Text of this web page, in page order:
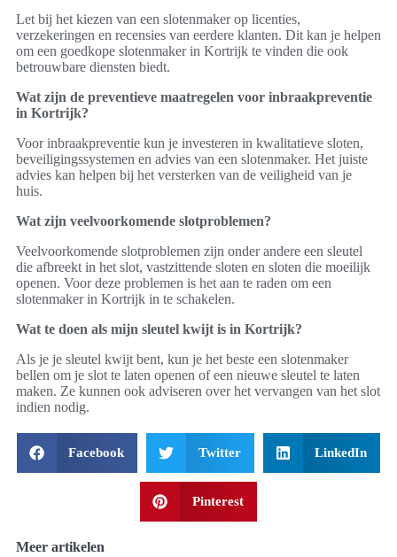
Let bij het kiezen van een slotenmaker op licenties,
verzekeringen en recensies van eerdere klanten. Dit kan je helpen
om een goedkope slotenmaker in Kortrijk te vinden die ook
betrouwbare diensten biedt.
Wat zijn de preventieve maatregelen voor inbraakpreventie
in Kortrijk?
Voor inbraakpreventie kun je investeren in kwalitatieve sloten,
beveiligingssystemen en advies van een slotenmaker. Het juiste
advies kan helpen bij het versterken van de veiligheid van je
huis.
Wat zijn veelvoorkomende slotproblemen?
Veelvoorkomende slotproblemen zijn onder andere een sleutel
die afbreekt in het slot, vastzittende sloten en sloten die moeilijk
openen. Voor deze problemen is het aan te raden om een
slotenmaker in Kortrijk in te schakelen.
Wat te doen als mijn sleutel kwijt is in Kortrijk?
Als je je sleutel kwijt bent, kun je het beste een slotenmaker
bellen om je slot te laten openen of een nieuwe sleutel te laten
maken. Ze kunnen ook adviseren over het vervangen van het slot
indien nodig.
Facebook Twitter LinkedIn
Pinterest
Meer artikelen